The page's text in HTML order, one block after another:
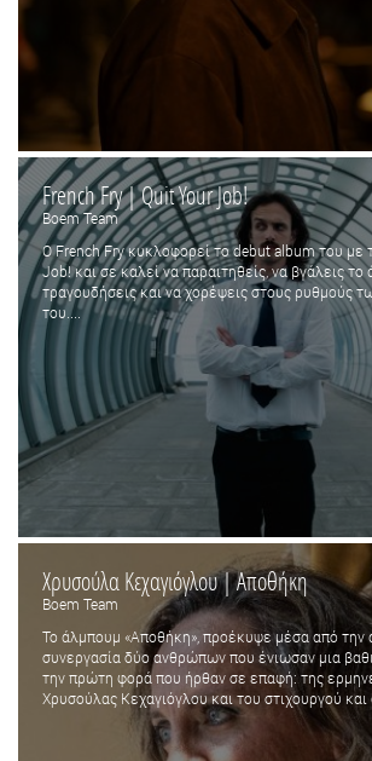
French Fry | Quit Your Job!
Boem Team
Ο French Fry κυκλοφορεί το debut album του με
Job! και σε καλεί να παραιτηθείς, να βγάλεις το
τραγουδήσεις και να χορέψεις στους ρυθμούς
του....
Χρυσούλα Κεχαγιόγλου | Αποθήκη
Boem Team
Το άλμπουμ «Αποθήκη», προέκυψε μέσα από την
συνεργασία δύο ανθρώπων που ένιωσαν μια
την πρώτη φορά που ήρθαν σε επαφή: της
Χρυσούλας Κεχαγιόγλου και του στιχουργού και